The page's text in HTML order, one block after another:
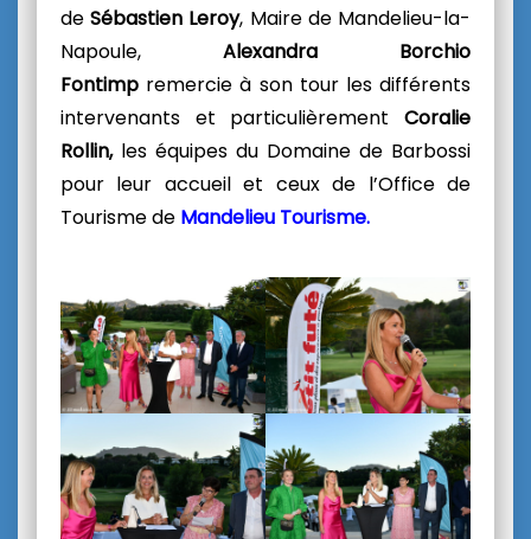
deSébastien Leroy, Maire de Mandelieu-la-
Napoule, Alexandra Borchio
Fontimp remercie à son tour les différents
intervenants et particulièrement Coralie
Rollin, les équipes du Domaine de Barbossi
pour leur accueil et ceuxde l’Office de
Tourisme de Mandelieu Tourisme.